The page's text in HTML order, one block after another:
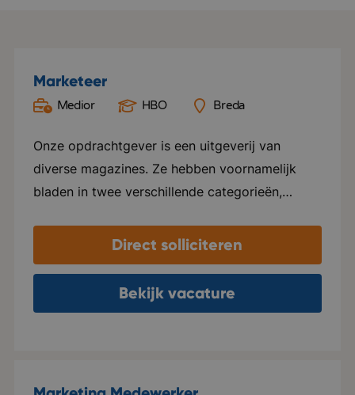
Marketeer
Medior HBO Breda
Onze opdrachtgever is een uitgeverij van
diverse magazines. Ze hebben voornamelijk
bladen in twee verschillende categorieën,
hier alles voor, van ontwerp tot marketing en
distributie. Elk blad beschikt over een eigen
website en social media kanalen. Naast het
uitgeven van tijdschriften, ondersteunen ze ook
Direct solliciteren
Bekijk vacature